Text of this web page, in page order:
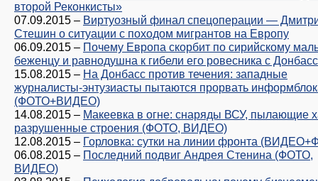
второй Реконкисты»
07.09.2015 – Виртуозный финал спецоперации —
Стешин о ситуации с походом мигрантов на Европу
06.09.2015 – Почему Европа скорбит по сирийскому
беженцу и равнодушна к гибели его ровесника с
15.08.2015 – На Донбасс против течения: западные
журналисты-энтузиасты пытаются прорвать
(ФОТО+ВИДЕО)
14.08.2015 – Макеевка в огне: снаряды ВСУ, пылающие
разрушенные строения (ФОТО, ВИДЕО)
12.08.2015 – Горловка: сутки на линии фронта
06.08.2015 – Последний подвиг Андрея Стенина (ФОТО,
ВИДЕО)